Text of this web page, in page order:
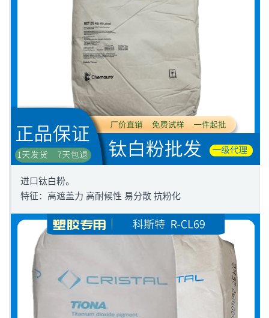
进口钛白粉。
特征：高遮盖力 高耐候性 易分散 抗粉化